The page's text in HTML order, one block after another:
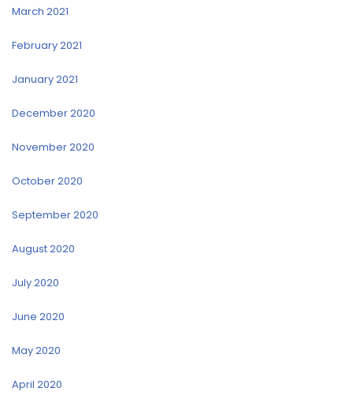
March 2021
February 2021
January 2021
December 2020
November 2020
October 2020
September 2020
August 2020
July 2020
June 2020
May 2020
April 2020